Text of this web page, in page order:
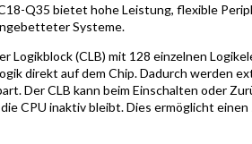
Q35 bietet hohe Leistung, flexible
Systeme.
Logikblock (CLB) mit 128 einzelnen
direkt auf dem Chip. Dadurch werden
Der CLB kann beim Einschalten oder
CPU inaktiv bleibt. Dies ermöglicht